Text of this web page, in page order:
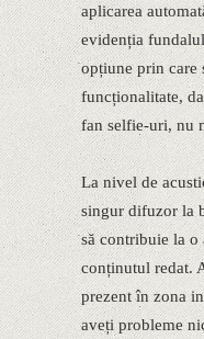
aplicarea
evidenția
opțiune prin care
funcționalitate,
fan selfie-uri, nu
La nivel de
singur difuzor la
să contribuie la
conținutul redat.
prezent în zona
aveți probleme